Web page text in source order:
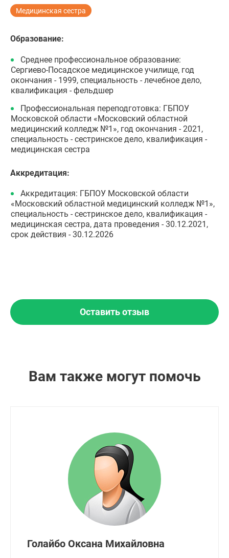
Медицинская сестра
Образование:
Среднее профессиональное образование:
Сергиево-Посадское медицинское училище, год
окончания - 1999, специальность - лечебное дело,
квалификация - фельдшер
Профессиональная переподготовка: ГБПОУ
Московской области «Московский областной
медицинский колледж №1», год окончания - 2021,
специальность - сестринское дело, квалификация -
медицинская сестра
Аккредитация:
Аккредитация: ГБПОУ Московской области
«Московский областной медицинский колледж №1»,
специальность - сестринское дело, квалификация -
медицинская сестра, дата проведения - 30.12.2021,
срок действия - 30.12.2026
Оставить отзыв
Вам также могут помочь
Голайбо Оксана Михайловна